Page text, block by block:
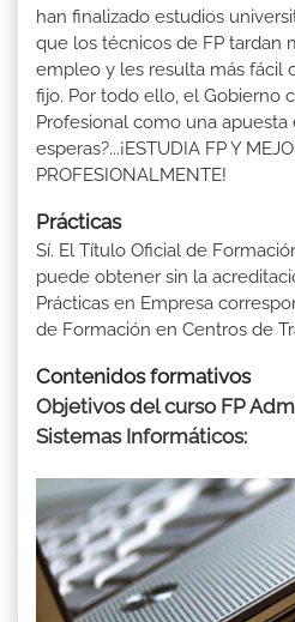
han finalizado estudios
que los técnicos de FP tardan
empleo y les resulta más fácil
fijo. Por todo ello, el Gobierno
Profesional como una apuesta
esperas?...¡ESTUDIA FP Y
PROFESIONALMENTE!
Prácticas
Sí. El Título Oficial de
puede obtener sin la
Prácticas en Empresa
de Formación en Centros de
Contenidos formativos
Objetivos del curso FP
Sistemas Informáticos: